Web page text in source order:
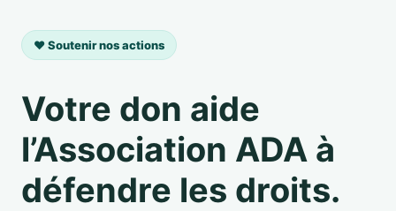
❤️ Soutenir nos actions
Votre don aide
l’Association ADA à
défendre les droits.